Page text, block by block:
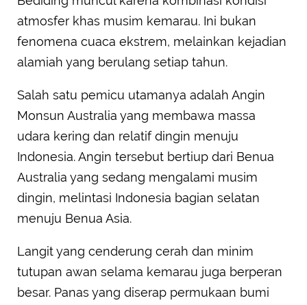
atmosfer khas musim kemarau. Ini bukan
fenomena cuaca ekstrem, melainkan kejadian
alamiah yang berulang setiap tahun.
Salah satu pemicu utamanya adalah Angin
Monsun Australia yang membawa massa
udara kering dan relatif dingin menuju
Indonesia. Angin tersebut bertiup dari Benua
Australia yang sedang mengalami musim
dingin, melintasi Indonesia bagian selatan
menuju Benua Asia.
Langit yang cenderung cerah dan minim
tutupan awan selama kemarau juga berperan
besar. Panas yang diserap permukaan bumi